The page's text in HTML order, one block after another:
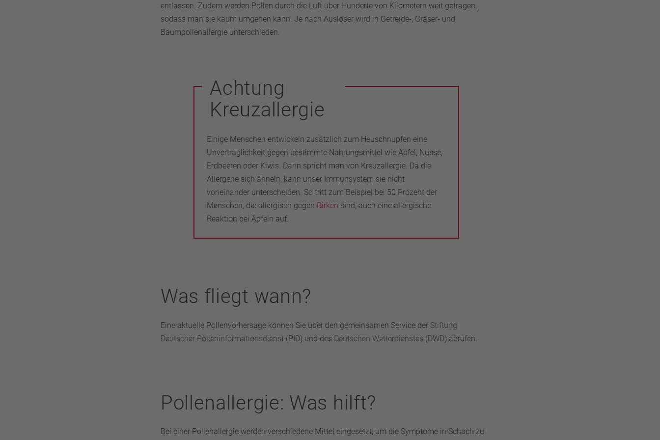
entlassen. Zudem werden Pollen durch die Luft über Hunderte von Kilometern weit getragen,
sodass man sie kaum umgehen kann. Je nach Auslöser wird in Getreide-, Gräser- und
Baumpollenallergie unterschieden.
Achtung
Kreuzallergie
Einige Menschen entwickeln zusätzlich zum Heuschnupfen eine
Unverträglichkeit gegen bestimmte Nahrungsmittel wie Äpfel, Nüsse,
Erdbeeren oder Kiwis. Dann spricht man von Kreuzallergie. Da die
Allergene sich ähneln, kann unser Immunsystem sie nicht
voneinander unterscheiden. So tritt zum Beispiel bei 50 Prozent der
Menschen, die allergisch gegen Birken sind, auch eine allergische
Reaktion bei Äpfeln auf.
Was fliegt wann?
Eine aktuelle Pollenvorhersage können Sie über den gemeinsamen Service der Stiftung
Deutscher Polleninformationsdienst (PID) und des Deutschen Wetterdienstes (DWD) abrufen.
Pollenallergie: Was hilft?
Bei einer Pollenallergie werden verschiedene Mittel eingesetzt, um die Symptome in Schach zu